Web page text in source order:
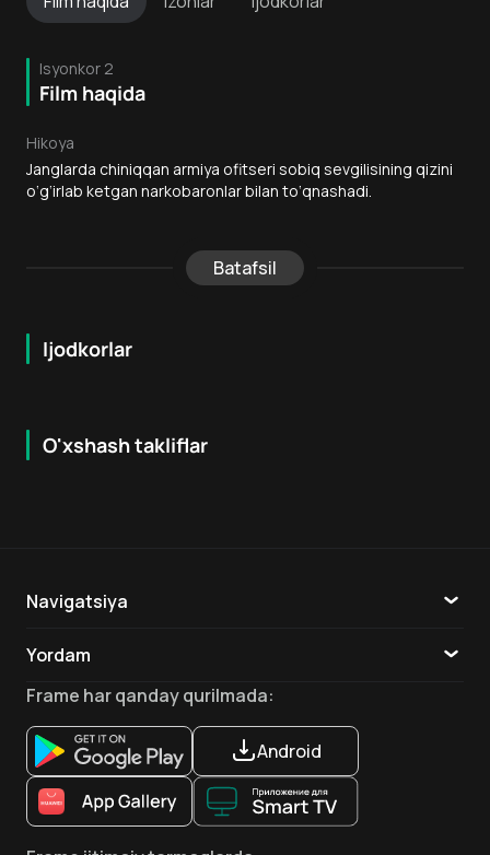
Isyonkor 2
Film haqida
Hikoya
Janglarda chiniqqan armiya ofitseri sobiq sevgilisining qizini
o‘g‘irlab ketgan narkobaronlar bilan to‘qnashadi.
Batafsil
Ijodkorlar
O'xshash takliflar
16 + 7.2
Navigatsiya
Yordam
Aloqa
Ilovalar
Frame har qanday qurilmada:
Android